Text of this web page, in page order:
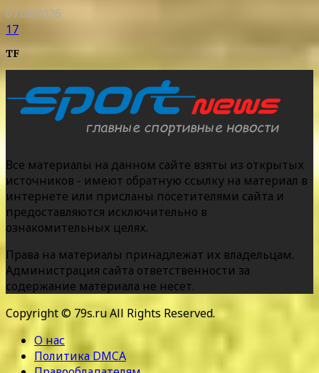
07.08.2026
17
TF
Все материалы на данном сайте взяты из открытых
источников - имеют обратную ссылку на материал в
интернете или присланы посетителями сайта и
предоставляются исключительно в
ознакомительных целях.
Права на материалы принадлежат их владельцам.
Администрация сайта ответственности за
содержание материала не несет.
Copyright © 79s.ru All Rights Reserved.
О нас
Политика DMCA